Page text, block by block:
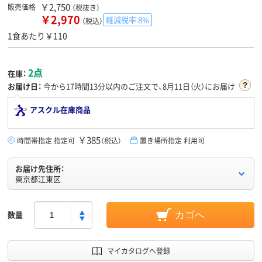
販売価格 ￥2,750 （税抜き）
￥2,970 （税込） 軽減税率 8%
1食あたり￥110
在庫： 2点
お届け日： 今から17時間13分以内のご注文で、8月11日（火）にお届け
アスクル在庫商品
時間帯指定 指定可 ￥385（税込） 置き場所指定 利用可
お届け先住所：
東京都江東区
数量 カゴへ
マイカタログへ登録